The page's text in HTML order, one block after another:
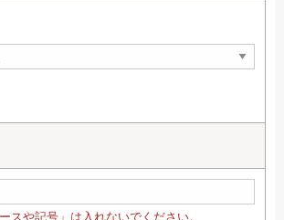
スや記号」は入れないでください。